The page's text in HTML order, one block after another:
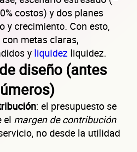
costos) y dos planes
y crecimiento. Con esto,
metas claras,
y liquidez liquidez.
diseño (antes
: el presupuesto se
el margen de contribución
no desde la utilidad